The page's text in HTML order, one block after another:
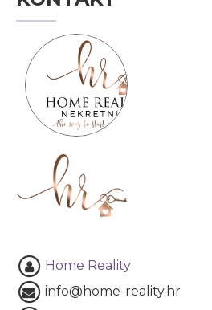
Home Reality
info@home-reality.hr